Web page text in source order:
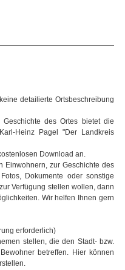
detailierte Ortsbeschreibung
des Ortes bietet die
Heinz Pagel "Der Landkreis
Download an.
Einwohnern, zur Geschichte des
Dokumente oder sonstige
Verfügung stellen wollen, dann
Wir helfen Ihnen gern
erforderlich)
stellen, die den Stadt- bzw.
betreffen. Hier können